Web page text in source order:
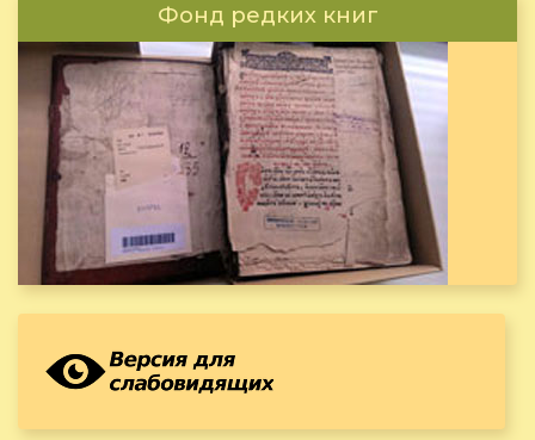
Фонд редких книг